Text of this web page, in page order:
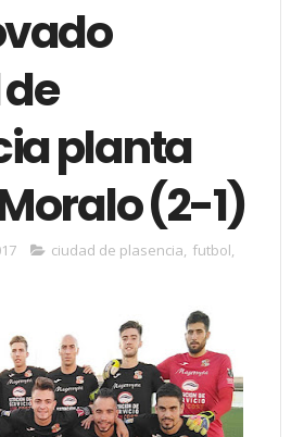
planta
(2-1)
ciudad de plasencia, futbol,